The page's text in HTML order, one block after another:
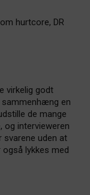
hurtcore, DR
virkelig godt
sammenhæng en
de mange
og intervieweren
svarene uden at
lykkes med